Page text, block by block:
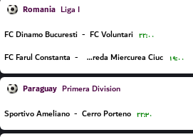
Romania Liga I
FC Dinamo Bucuresti - FC Voluntari ۲۲:۰۰
FC Farul Constanta - FC Csikszereda Miercurea Ciuc ۱۹:۰۰
Paraguay Primera Division
Sportivo Ameliano - Cerro Porteno ۲۲:۳۰